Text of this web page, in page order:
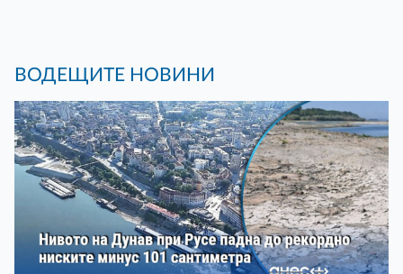
ВОДЕЩИТЕ НОВИНИ